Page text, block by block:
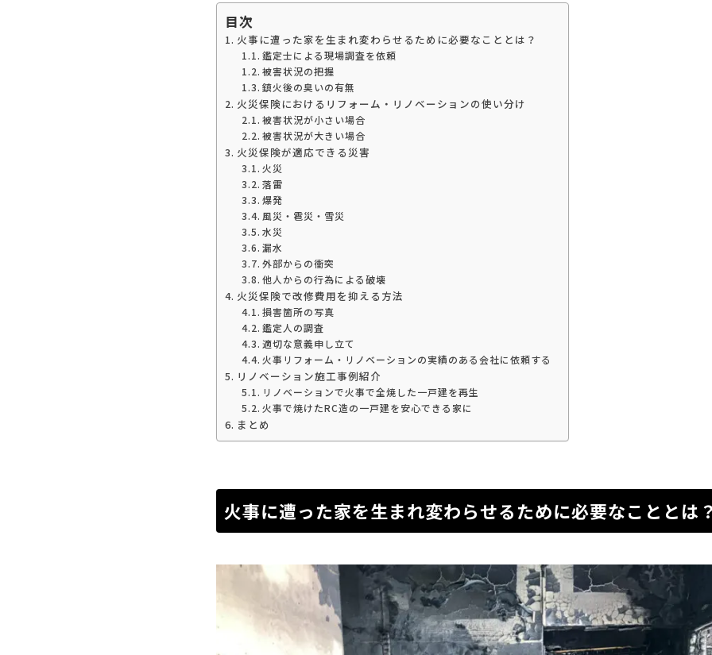
目次
火事に遭った家を生まれ変わらせるために必要なこととは？
鑑定士による現場調査を依頼
被害状況の把握
鎮火後の臭いの有無
火災保険におけるリフォーム・リノベーションの使い分け
被害状況が小さい場合
被害状況が大きい場合
火災保険が適応できる災害
火災
落雷
爆発
風災・雹災・雪災
水災
漏水
外部からの衝突
他人からの行為による破壊
火災保険で改修費用を抑える方法
損害箇所の写真
鑑定人の調査
適切な意義申し立て
火事リフォーム・リノベーションの実績のある会社に依頼する
リノベーション施工事例紹介
リノベーションで火事で全焼した一戸建を再生
火事で焼けたRC造の一戸建を安心できる家に
まとめ
火事に遭った家を生まれ変わらせるために必要なこととは